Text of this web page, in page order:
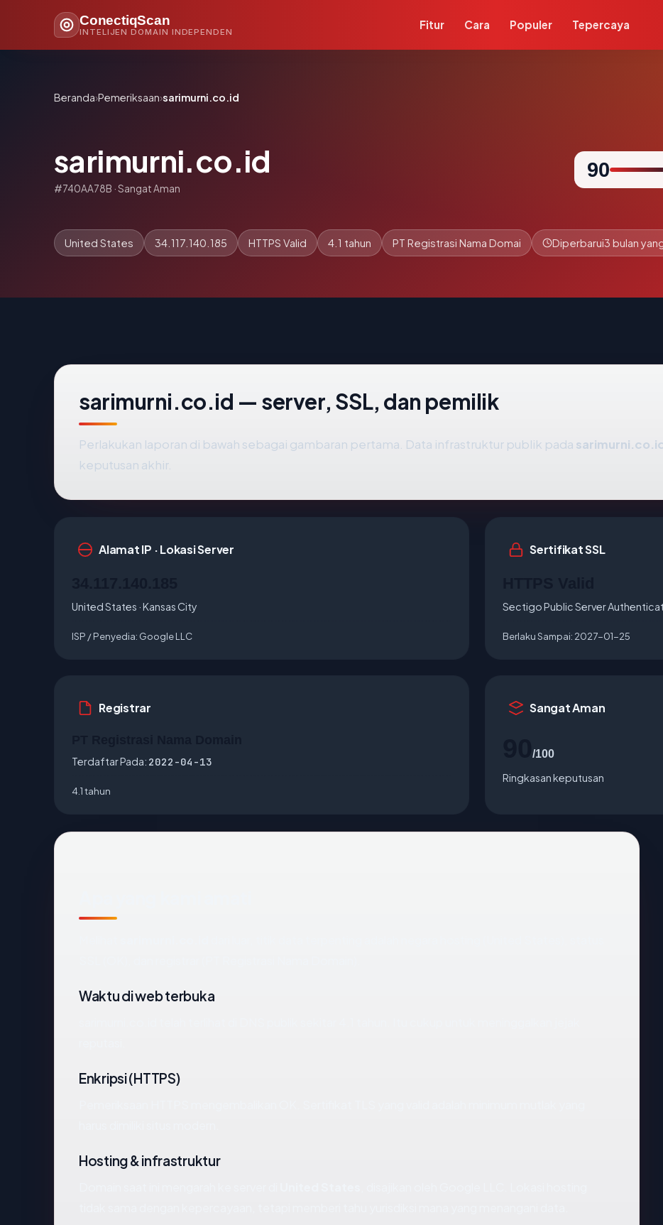
ConectiqScan
INTELIJEN DOMAIN INDEPENDEN
Fitur Cara Populer Tepercaya
Beranda›Pemeriksaan›sarimurni.co.id
sarimurni.co.id
#740AA78B · Sangat Aman
90
United States 34.117.140.185 HTTPS Valid 4.1 tahun PT Registrasi Nama Domai Diperbarui3 bulan
sarimurni.co.id — server, SSL, dan pemilik
Perlakukan laporan di bawah sebagai gambaran pertama. Data infrastruktur publik pada
keputusan akhir.
Alamat IP · Lokasi Server
United States · Kansas City
ISP / Penyedia: Google LLC
Sertifikat SSL
Sectigo Public Server
Berlaku Sampai: 2027-01-25
Registrar
Terdaftar Pada: 2022-04-13
4.1 tahun
Sangat Aman
/100
Ringkasan keputusan
Waktu di web terbuka
Enkripsi (HTTPS)
Hosting & infrastruktur